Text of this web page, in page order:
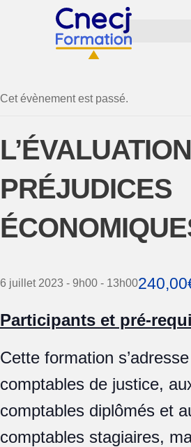
Cet évènement est passé.
PRÉJUDICES
6 juillet 2023 - 9h00 - 13h00
Participants et pré-
Cette formation
comptables de justice,
comptables diplômés et
comptables stagiaires,